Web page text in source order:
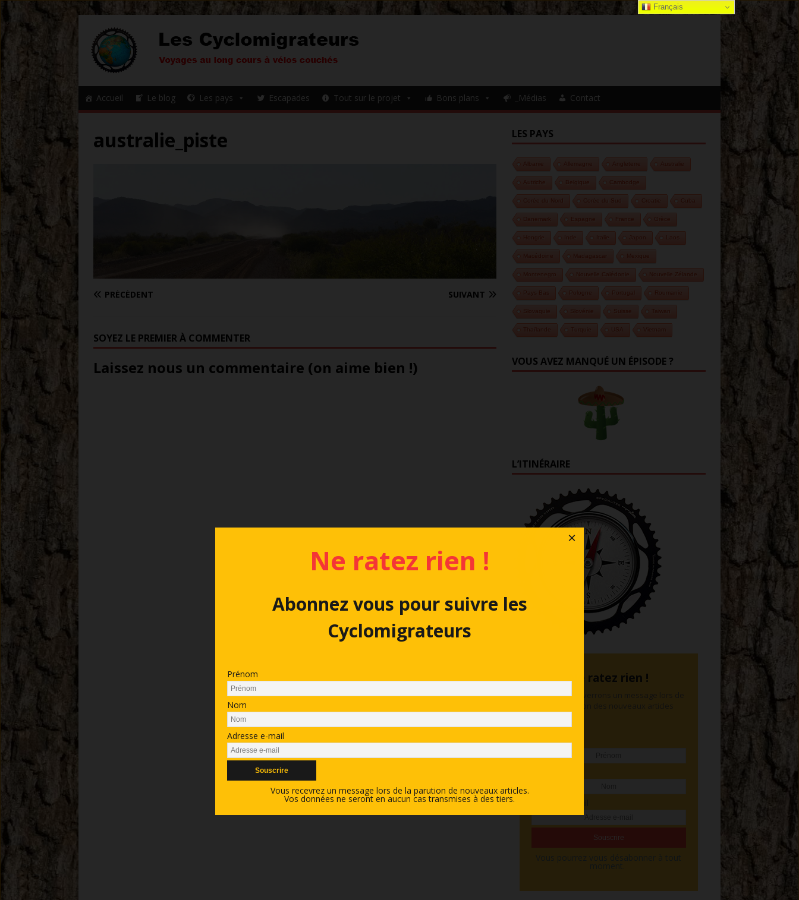
Accueil Le blog Les pays Escapades Tout sur le projet Bons plans _Médias Contact
australie_piste
PRÉCÉDENT SUIVANT
SOYEZ LE PREMIER À COMMENTER
Laissez nous un commentaire (on aime bien !)
LES PAYS
Albanie Allemagne Angleterre Australie
Autriche Belgique
Corée du Nord Corée du Sud
Danemark Espagne France Grèce
Hongrie
Macédoine Madagascar Mexique
Montenegro Nouvelle Calédonie Nouvelle Zélande
Pays Bas Pologne Portugal Roumanie
Slovaquie Slovénie Suisse Taiwan
Thaïlande USA Vietnam
VOUS AVEZ MANQUÉ UN ÉPISODE ?
L’ITINÉRAIRE
Ne ratez rien !
Nous vous enverrons un message lors de
Prénom
Ne ratez rien !
Abonnez vous pour suivre les
Cyclomigrateurs
Prénom
Nom
Adresse e-mail
Vous recevrez un message lors de la parution de nouveaux articles.
Vos données ne seront en aucun cas transmises à des tiers.
×
Français